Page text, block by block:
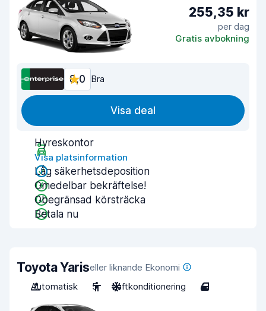
255,35 kr
per dag
Gratis avbokning
8,0 Bra
Visa deal
Hyreskontor
Visa platsinformation
Låg säkerhetsdeposition
Omedelbar bekräftelse!
Obegränsad körsträcka
Betala nu
Toyota Yariseller liknande Ekonomi
Automatisk
5 Luftkonditionering 4